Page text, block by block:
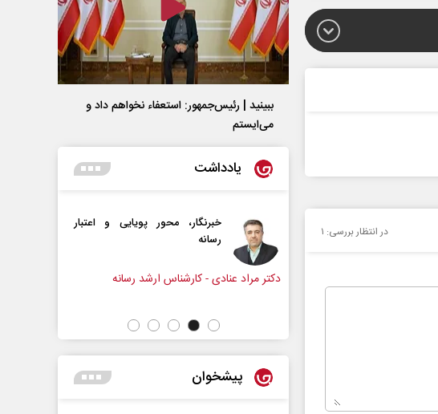
در انتظار بررسی: ۱
ببینید | رئیس‌جمهور: استعفاء نخواهم داد و
می‌ایستم
یادداشت
خبرنگار، محور پویایی و اعتبار
رسانه
دکتر مراد عنادی - کارشناس ارشد رسانه
همه مدافع حرم هستیم
دکتر حکیمه سقای بی‌ریا - استادیار دانشگاه
پیشخوان